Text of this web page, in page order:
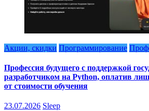
Акции, скидки Программирование
Профессия будущего с поддержкой
разработчиком на Python, оплатив
от стоимости обучения
23.07.2026 Sleep